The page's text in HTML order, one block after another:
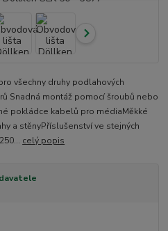
všechny druhy podlahových
Snadná montáž pomocí šroubů nebo
pokládce kabelů pro médiaMěkké
a stěnyPříslušenství ve stejných
celý popis